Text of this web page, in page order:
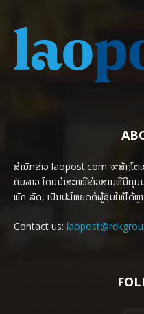
ສຳນັກຂ່າວ laopost.com ຈະສ້າງໂຕ
ຄົນລາວ ໂດຍນຳສະເໜີຂ່າວສານທີ່ມີຄຸນ
ພັກ-ລັດ, ເປັນປະໂຫຍດຕໍ່ຜູ້ຊົມໃຫ້ໄດ້ຫຼ
Contact us: